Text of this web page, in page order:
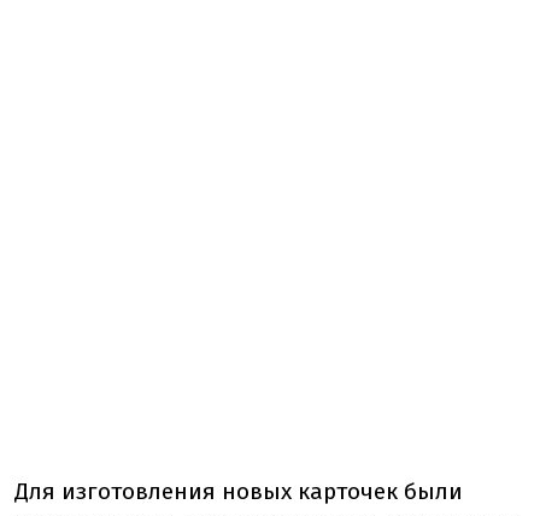
Для изготовления новых карточек были